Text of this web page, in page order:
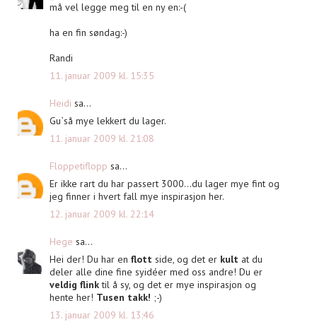
må vel legge meg til en ny en:-(
ha en fin søndag:-)
Randi
11. januar 2009 kl. 15:35
Heidi sa...
Gu`så mye lekkert du lager.
11. januar 2009 kl. 21:08
Floppetiflopp sa...
Er ikke rart du har passert 3000...du lager mye fint og
jeg finner i hvert fall mye inspirasjon her.
12. januar 2009 kl. 22:14
Hege sa...
Hei der! Du har en flott side, og det er kult at du
deler alle dine fine syidéer med oss andre! Du er
veldig flinktil å sy, og det er mye inspirasjon og
hente her! Tusen takk! ;-)
13. januar 2009 kl. 13:46